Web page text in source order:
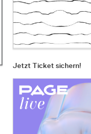
Jetzt Ticket sichern!